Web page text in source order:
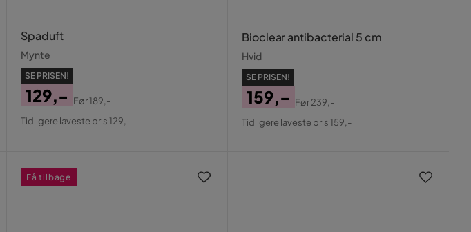
Spaduft
Mynte
SE PRISEN!
Pris
129,-
Original
Før189,-
Tidligere laveste pris 129,-
Bioclear antibacterial 5 cm
Hvid
SE PRISEN!
Pris
159,-
Original
Før239,-
Tidligere laveste pris 159,-
Få tilbage